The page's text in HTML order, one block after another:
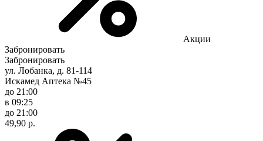
Акции
Забронировать
Забронировать
ул. Лобанка, д. 81-114
Искамед Аптека №45
до 21:00
в 09:25
до 21:00
49,90 р.